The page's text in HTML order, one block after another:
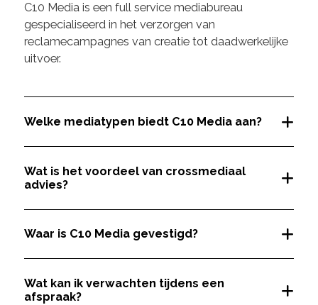
C10 Media is een full service mediabureau
gespecialiseerd in het verzorgen van
reclamecampagnes van creatie tot daadwerkelijke
uitvoer.
Welke mediatypen biedt C10 Media aan?
Wat is het voordeel van crossmediaal
advies?
Waar is C10 Media gevestigd?
Wat kan ik verwachten tijdens een
afspraak?